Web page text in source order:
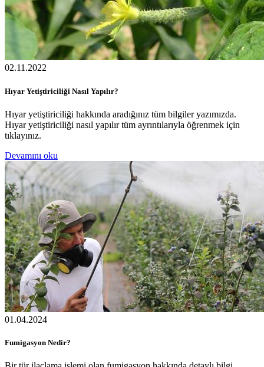
02.11.2022
Hıyar Yetiştiriciliği Nasıl Yapılır?
Hıyar yetiştiriciliği hakkında aradığınız tüm bilgiler yazımızda.
Hıyar yetiştiriciliği nasıl yapılır tüm ayrıntılarıyla öğrenmek için
tıklayınız.
Devamını oku
01.04.2024
Fumigasyon Nedir?